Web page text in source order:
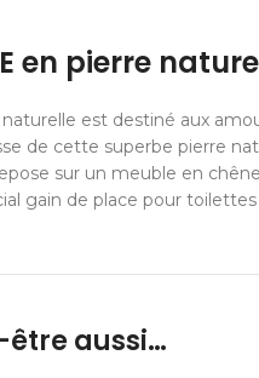
en pierre
est destiné aux
de cette superbe pierre
sur un meuble en
gain de place pour
aussi…